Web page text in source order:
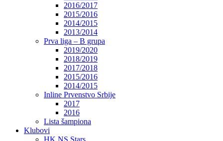
2016/2017
2015/2016
2014/2015
2013/2014
Prva liga – B grupa
2019/2020
2018/2019
2017/2018
2015/2016
2014/2015
Inline Prvenstvo Srbije
2017
2016
Lista šampiona
Klubovi
HK NS Stars